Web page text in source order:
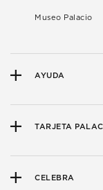
Museo Palacio
AYUDA
TARJETA
CELEBRA